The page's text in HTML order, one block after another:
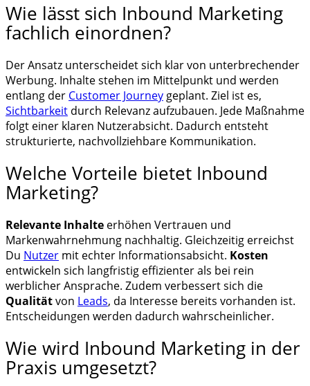
Wie lässt sich Inbound Marketing
fachlich einordnen?
Der Ansatz unterscheidet sich klar von unterbrechender
Werbung. Inhalte stehen im Mittelpunkt und werden
entlang der Customer Journey geplant. Ziel ist es,
Sichtbarkeit durch Relevanz aufzubauen. Jede Maßnahme
folgt einer klaren Nutzerabsicht. Dadurch entsteht
strukturierte, nachvollziehbare Kommunikation.
Welche Vorteile bietet Inbound
Marketing?
Relevante Inhalte erhöhen Vertrauen und
Markenwahrnehmung nachhaltig. Gleichzeitig erreichst
Du Nutzer mit echter Informationsabsicht. Kosten
entwickeln sich langfristig effizienter als bei rein
werblicher Ansprache. Zudem verbessert sich die
Qualitätvon Leads, da Interesse bereits vorhanden ist.
Entscheidungen werden dadurch wahrscheinlicher.
Wie wird Inbound Marketing in der
Praxis umgesetzt?